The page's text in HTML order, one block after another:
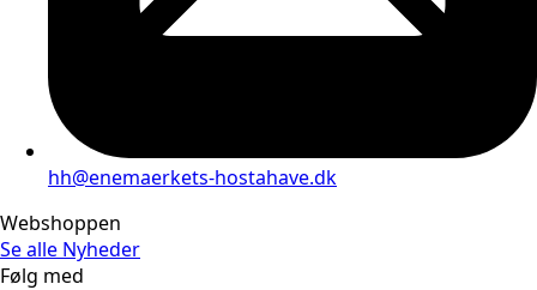
hh@enemaerkets-hostahave.dk
Webshoppen
Se alle Nyheder
Følg med